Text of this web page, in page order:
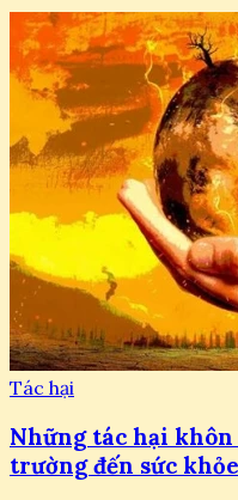
Tác hại
Những tác hại
trường đến sức